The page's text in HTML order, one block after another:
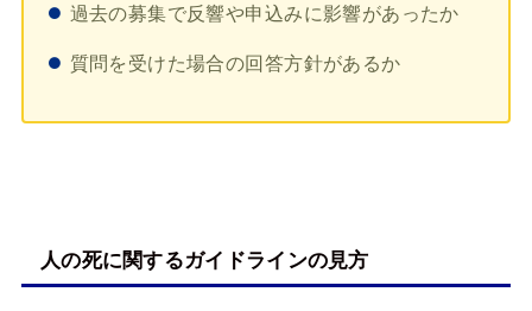
過去の募集で反響や申込みに影響があったか
質問を受けた場合の回答方針があるか
人の死に関するガイドラインの見方